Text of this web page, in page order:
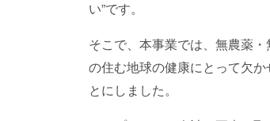
い”です。
そこで、本事業では、無農薬
の住む地球の健康にとって欠
とにしました。